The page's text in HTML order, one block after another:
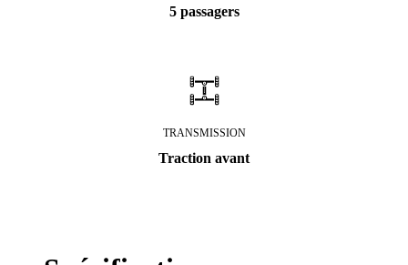
5 passagers
TRANSMISSION
Traction avant